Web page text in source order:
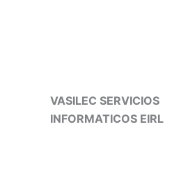
VASILEC SERVICIOS
INFORMATICOS EIRL